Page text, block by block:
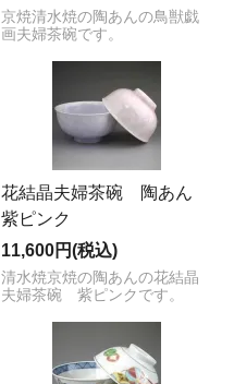
京焼清水焼の陶あんの鳥獣戯
画夫婦茶碗です。
花結晶夫婦茶碗 陶あん
紫ピンク
11,600円(税込)
清水焼京焼の陶あんの花結晶
夫婦茶碗 紫ピンクです。